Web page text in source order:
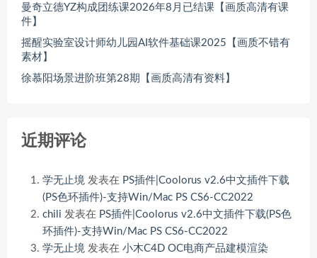
曼奇立德YZ构成团练课2026年8月已结课【画质高清有课
件】
摇醒实验室设计师幼儿园AI软件基础课2025【画质不错有
素材】
徐慕阳场景进阶班第28期【画质高清有资料】
近期评论
学无止境 发表在 PS插件|Coolorus v2.6中文插件下载
(PS色环插件)-支持Win/Mac PS CS6-CC2022
chili 发表在 PS插件|Coolorus v2.6中文插件下载(PS色
环插件)-支持Win/Mac PS CS6-CC2022
学无止境 发表在 小木C4D OC电商产品建模渲染